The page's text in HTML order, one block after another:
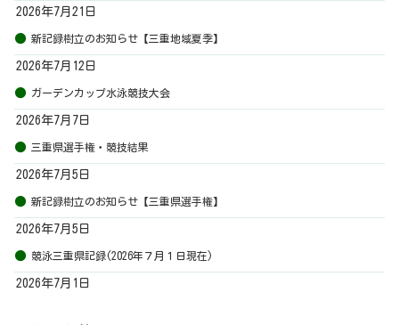
2026年7月21日
新記録樹立のお知らせ【三重地域夏季】
2026年7月12日
ガーデンカップ水泳競技大会
2026年7月7日
三重県選手権・競技結果
2026年7月5日
新記録樹立のお知らせ【三重県選手権】
2026年7月5日
競泳三重県記録(2026年７月１日現在)
2026年7月1日